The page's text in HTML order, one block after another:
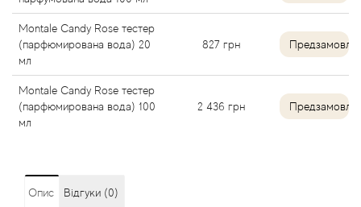
Montale Candy Rose тестер
(парфюмирована вода) 20
мл
827 грн
Montale Candy Rose тестер
(парфюмирована вода) 100
мл
2 436 грн
Опис Відгуки (0)
Alexander McQueen
Alexandre Barthet
Alexandre J
Alyson Oldoini